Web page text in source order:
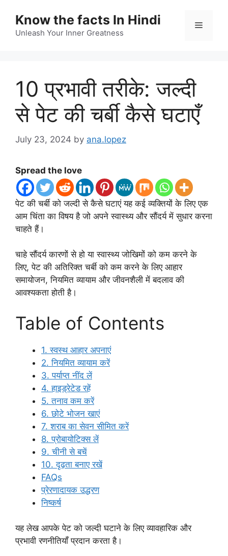
content
Know the facts In Hindi
Unleash Your Inner Greatness
Menu
10 प्रभावी तरीके: जल्दी
से पेट की चर्बी कैसे घटाएँ
July 23, 2024 by ana.lopez
Spread the love
पेट की चर्बी को जल्दी से कैसे घटाएं यह कई व्यक्तियों के लिए एक
आम चिंता का विषय है जो अपने स्वास्थ्य और सौंदर्य में सुधार करना
चाहते हैं।
चाहे सौंदर्य कारणों से हो या स्वास्थ्य जोखिमों को कम करने के
लिए, पेट की अतिरिक्त चर्बी को कम करने के लिए आहार
समायोजन, नियमित व्यायाम और जीवनशैली में बदलाव की
आवश्यकता होती है।
Table of Contents
1. स्वस्थ आहार अपनाएं
2. नियमित व्यायाम करें
3. पर्याप्त नींद लें
4. हाइड्रेटेड रहें
5. तनाव कम करें
6. छोटे भोजन खाएं
7. शराब का सेवन सीमित करें
8. प्रोबायोटिक्स लें
9. चीनी से बचें
10. दृढ़ता बनाए रखें
FAQs
प्रेरणादायक उद्धरण
निष्कर्ष
यह लेख आपके पेट को जल्दी घटाने के लिए व्यावहारिक और
प्रभावी रणनीतियाँ प्रदान करता है।